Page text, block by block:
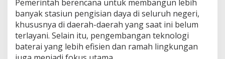
Pemerintah berencana untuk membangun lebih
banyak stasiun pengisian daya di seluruh negeri,
khususnya di daerah-daerah yang saat ini belum
terlayani. Selain itu, pengembangan teknologi
baterai yang lebih efisien dan ramah lingkungan